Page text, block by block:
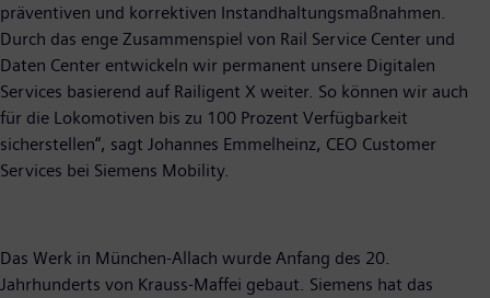
präventiven und korrektiven Instandhaltungsmaßnahmen.
Durch das enge Zusammenspiel von Rail Service Center und
Daten Center entwickeln wir permanent unsere Digitalen
Services basierend auf Railigent X weiter. So können wir auch
für die Lokomotiven bis zu 100 Prozent Verfügbarkeit
sicherstellen“, sagt Johannes Emmelheinz, CEO Customer
Services bei Siemens Mobility.
Das Werk in München-Allach wurde Anfang des 20.
Jahrhunderts von Krauss-Maffei gebaut. Siemens hat das